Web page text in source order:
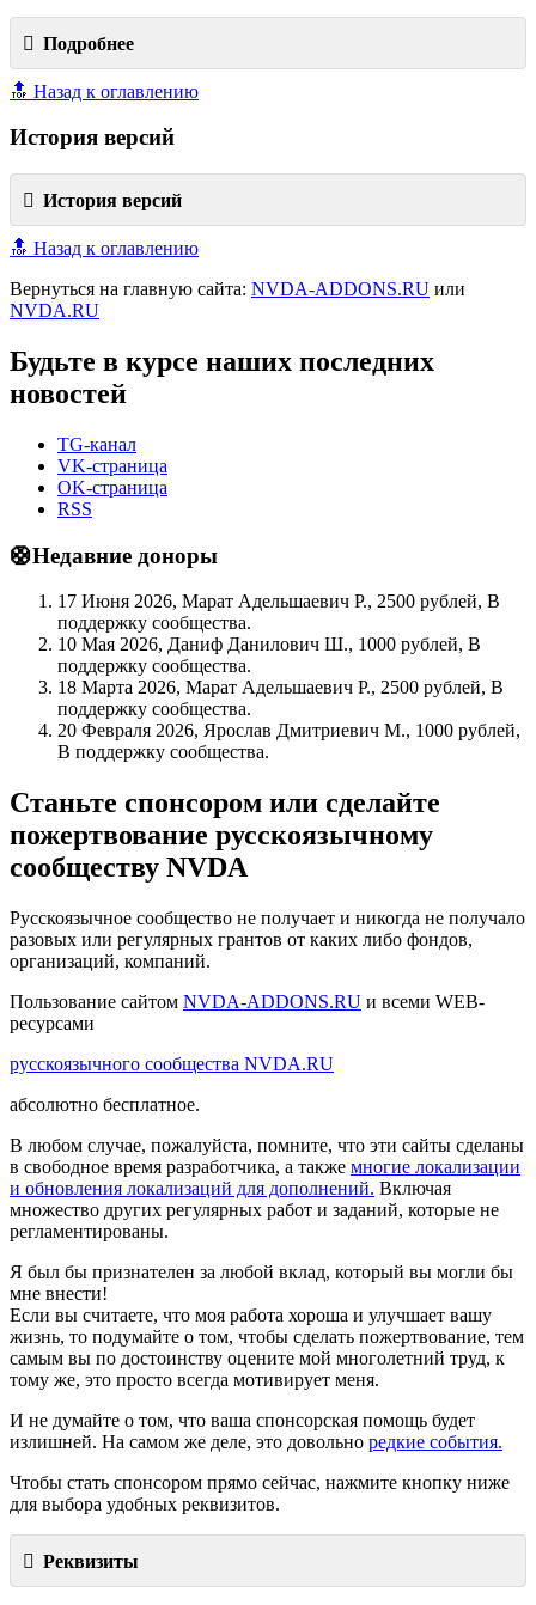
Подробнее
🔝 Назад к оглавлению
История версий
История версий
🔝 Назад к оглавлению
Вернуться на главную сайта: NVDA-ADDONS.RU или
NVDA.RU
Будьте в курсе наших последних
новостей
TG-канал
VK-страница
OK-страница
RSS
🛟Недавние доноры
17 Июня 2026, Марат Адельшаевич Р., 2500 рублей, В
поддержку сообщества.
10 Мая 2026, Даниф Данилович Ш., 1000 рублей, В
поддержку сообщества.
18 Марта 2026, Марат Адельшаевич Р., 2500 рублей, В
поддержку сообщества.
20 Февраля 2026, Ярослав Дмитриевич М., 1000 рублей,
В поддержку сообщества.
Станьте спонсором или сделайте
пожертвование русскоязычному
сообществу NVDA
Русскоязычное сообщество не получает и никогда не получало
разовых или регулярных грантов от каких либо фондов,
организаций, компаний.
Пользование сайтом NVDA-ADDONS.RU и всеми WEB-
ресурсами
русскоязычного сообщества NVDA.RU
абсолютно бесплатное.
В любом случае, пожалуйста, помните, что эти сайты сделаны
в свободное время разработчика, а также многие локализации
и обновления локализаций для дополнений. Включая
множество других регулярных работ и заданий, которые не
регламентированы.
Я был бы признателен за любой вклад, который вы могли бы
мне внести!
Если вы считаете, что моя работа хороша и улучшает вашу
жизнь, то подумайте о том, чтобы сделать пожертвование, тем
самым вы по достоинству оцените мой многолетний труд, к
тому же, это просто всегда мотивирует меня.
И не думайте о том, что ваша спонсорская помощь будет
излишней. На самом же деле, это довольно редкие события.
Чтобы стать спонсором прямо сейчас, нажмите кнопку ниже
для выбора удобных реквизитов.
Реквизиты